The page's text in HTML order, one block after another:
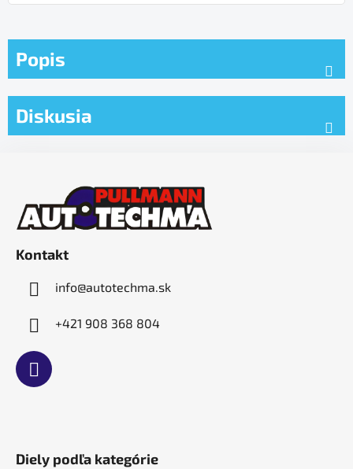
Popis
Diskusia
Kontakt
info@autotechma.sk
+421 908 368 804
Diely podľa kategórie